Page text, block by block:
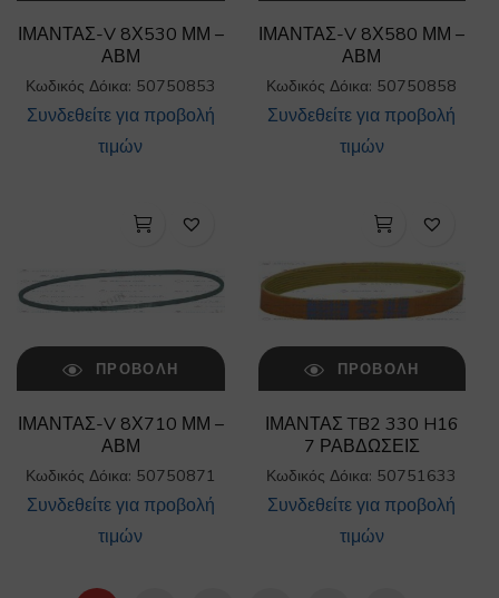
ΙΜΑΝΤΑΣ-V 8Χ530 ΜΜ –
ΑΒΜ
Κωδικός Δόικα: 50750853
Συνδεθείτε για προβολή
τιμών
ΙΜΑΝΤΑΣ-V 8Χ580 ΜΜ –
ΑΒΜ
Κωδικός Δόικα: 50750858
Συνδεθείτε για προβολή
τιμών
ΠΡΟΒΟΛΉ
ΙΜΑΝΤΑΣ-V 8Χ710 ΜΜ –
ΑΒΜ
Κωδικός Δόικα: 50750871
Συνδεθείτε για προβολή
τιμών
ΠΡΟΒΟΛΉ
ΙΜΑΝΤΑΣ TB2 330 H16
7 ΡΑΒΔΩΣΕΙΣ
Κωδικός Δόικα: 50751633
Συνδεθείτε για προβολή
τιμών